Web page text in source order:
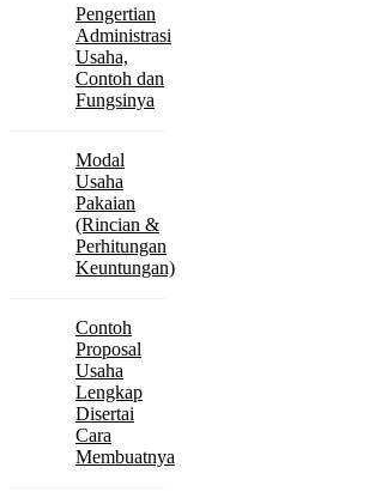
Pengertian
Administrasi
Usaha,
Contoh dan
Fungsinya
Modal
Usaha
Pakaian
(Rincian &
Perhitungan
Keuntungan)
Contoh
Proposal
Usaha
Lengkap
Disertai
Cara
Membuatnya